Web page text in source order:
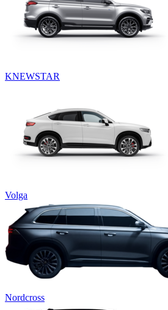
KNEWSTAR
Volga
Nordcross